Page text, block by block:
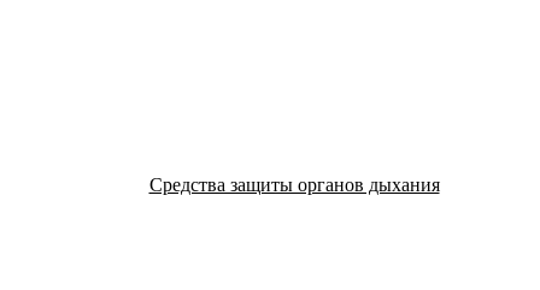
Средства защиты органов дыхания